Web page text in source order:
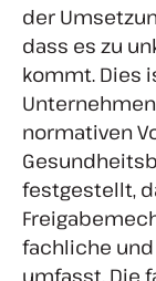
der
dass es zu
kommt. Dies
normativen
festgestellt,
fachliche